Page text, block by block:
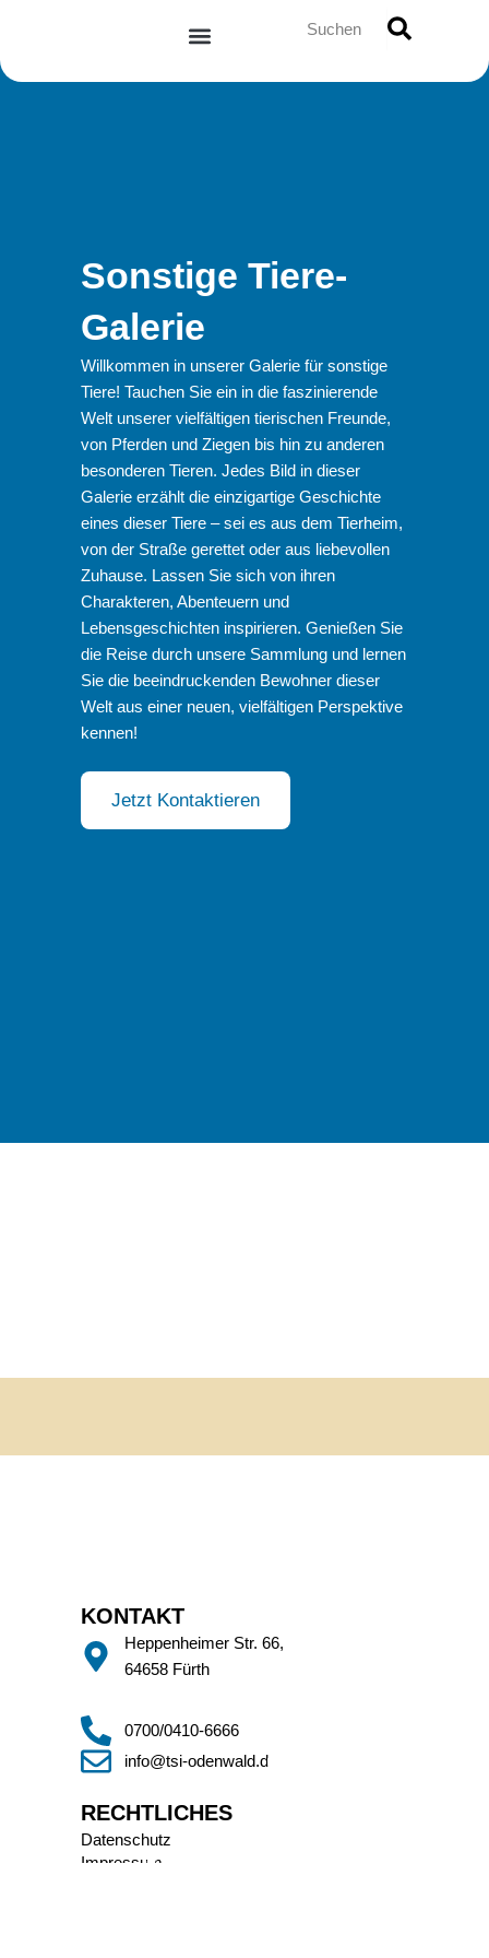
springen
Suche
Sonstige Tiere-
Galerie
Willkommen in unserer Galerie für sonstige
Tiere! Tauchen Sie ein in die faszinierende
Welt unserer vielfältigen tierischen Freunde,
von Pferden und Ziegen bis hin zu anderen
besonderen Tieren. Jedes Bild in dieser
Galerie erzählt die einzigartige Geschichte
eines dieser Tiere – sei es aus dem Tierheim,
von der Straße gerettet oder aus liebevollen
Zuhause. Lassen Sie sich von ihren
Charakteren, Abenteuern und
Lebensgeschichten inspirieren. Genießen Sie
die Reise durch unsere Sammlung und lernen
Sie die beeindruckenden Bewohner dieser
Welt aus einer neuen, vielfältigen Perspektive
kennen!
Jetzt Kontaktieren
KONTAKT
Heppenheimer Str. 66,
64658 Fürth
0700/0410-6666
info@tsi-odenwald.de
RECHTLICHES
Datenschutz
Impressum